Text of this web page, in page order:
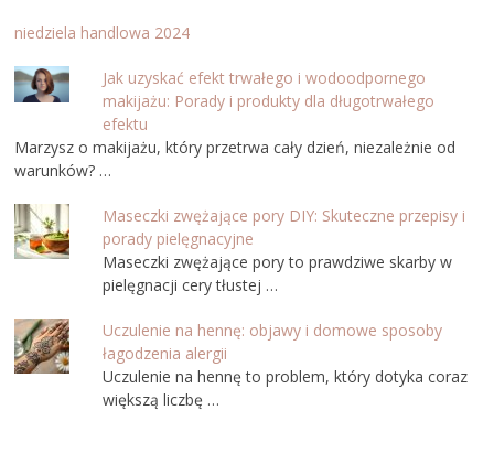
niedziela handlowa 2024
Jak uzyskać efekt trwałego i wodoodpornego
makijażu: Porady i produkty dla długotrwałego
efektu
Marzysz o makijażu, który przetrwa cały dzień, niezależnie od
warunków? …
Maseczki zwężające pory DIY: Skuteczne przepisy i
porady pielęgnacyjne
Maseczki zwężające pory to prawdziwe skarby w
pielęgnacji cery tłustej …
Uczulenie na hennę: objawy i domowe sposoby
łagodzenia alergii
Uczulenie na hennę to problem, który dotyka coraz
większą liczbę …